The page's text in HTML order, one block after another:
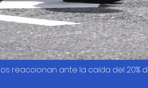
reaccionan ante la caída del 20%